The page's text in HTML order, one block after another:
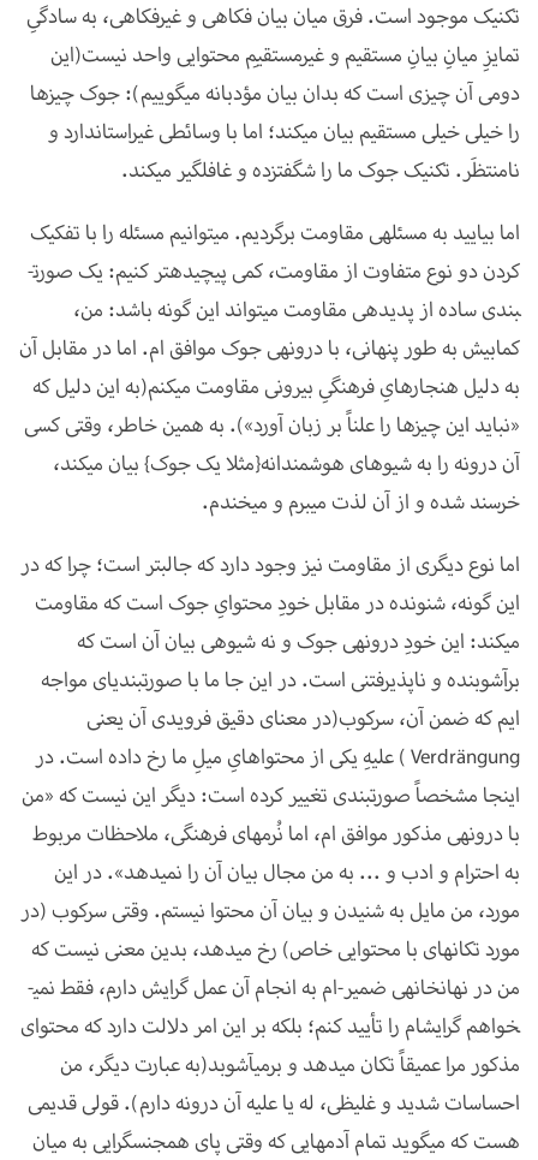
تکنیک موجود است. فرق میان بیان فکاهی و غیرفکاهی، به سادگیِ
تمایزِ میانِ بیانِ مستقیم و غیرمستقیمِ محتوایی واحد نیست(این
دومی آن ­چیزی است که بدان بیان مؤدبانه می­گوییم): جوک چیزها
را خیلی خیلی مستقیم بیان می­کند؛ اما با وسائطی غیراستاندارد و
نامنتظَر. تکنیک جوک ما را شگفت­زده و غافل­گیر می­کند.
اما بیایید به مسئله­ی مقاومت برگردیم. می­توانیم مسئله را با تفکیک
کردن دو نوع متفاوت از مقاومت، کمی پیچیده­تر کنیم: یک صورت­
بندی ساده از پدیده­ی مقاومت می­تواند این­ گونه باشد: من،
کمابیش به طور پنهانی، با درونه­ی جوک موافق ام. اما در مقابل آن
به دلیل هنجار­هایِ فرهنگیِ بیرونی مقاومت می­کنم(به این دلیل که
«نباید این چیزها را علناً بر زبان آورد»). به همین خاطر، وقتی کسی
آن درونه را به شیوه­ای هوشمندانه{مثلا یک جوک} بیان می­کند،
خرسند شده و از آن لذت می­برم و می­خندم.
اما نوع دیگری از مقاومت نیز وجود دارد که جالب­تر است؛ چرا که در
این گونه، شنونده در مقابل خودِ محتوایِ جوک است که مقاومت
می­کند: این خودِ درونه­ی جوک و نه شیوه­ی بیان آن است که
برآشوبنده و ناپذیرفتنی است. در این جا ما با صورت­بندی­ای مواجه
ایم که ضمن آن، سرکوب(در معنای دقیق فرویدی آن یعنی
Verdrängung) علیهِ یکی از محتواهایِ میلِ ما رخ داده است. در
اینجا مشخصاً صورت­بندی تغییر کرده است: دیگر این نیست که «من
با درونه­ی مذکور موافق ام، اما نُرم­های فرهنگی، ملاحظات مربوط
به احترام و ادب و ... به من مجال بیان آن را نمی­دهد». در این
مورد، من مایل به شنیدن و بیان آن محتوا نیستم. وقتی سرکوب (در
مورد تکانه­ای با محتوایی خاص) رخ می­دهد، بدین معنی نیست که
من در نهان­خانه­ی ضمیر-ام به انجام آن عمل گرایش دارم، فقط نمی­
خواهم گرایش­ام را تأیید کنم؛ بلکه بر این امر دلالت دارد که محتوای
مذکور مرا عمیقاً تکان می­دهد و برمی­آشوبد(به عبارت دیگر، من
احساسات شدید و غلیظی، له یا علیه آن درونه دارم). قولی قدیمی
هست که می­گوید تمام آدم­هایی که وقتی پای هم­جنس­گرایی به میان